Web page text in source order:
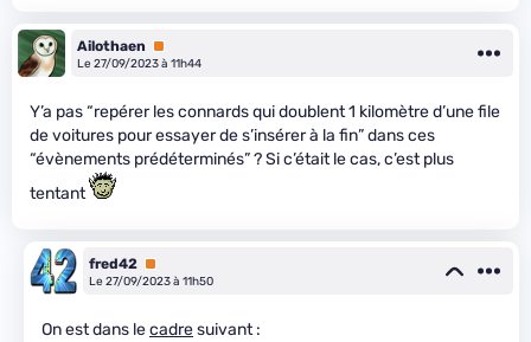
Ailothaen
Premium
Le 27/09/2023 à 11h44
Y’a pas “repérer les connards qui doublent 1 kilomètre d’une file
de voitures pour essayer de s’insérer à la fin” dans ces
“évènements prédéterminés” ? Si c’était le cas, c’est plus
tentant
fred42 Premium
Le 27/09/2023 à 11h50
On est dans lecadresuivant :